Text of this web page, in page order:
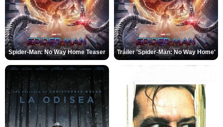
Spider-Man: No Way Home Teaser Tráiler 'Spider-Man: No Way Home'